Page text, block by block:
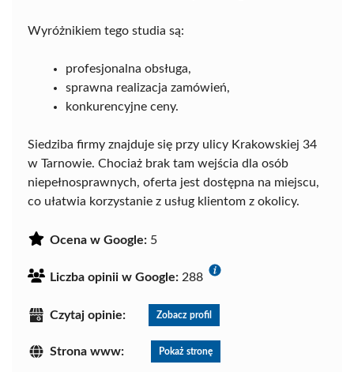
Wyróżnikiem tego studia są:
profesjonalna obsługa,
sprawna realizacja zamówień,
konkurencyjne ceny.
Siedziba firmy znajduje się przy ulicy Krakowskiej 34
w Tarnowie. Chociaż brak tam wejścia dla osób
niepełnosprawnych, oferta jest dostępna na miejscu,
co ułatwia korzystanie z usług klientom z okolicy.
Ocena w Google: 5
Liczba opinii w Google: 288
Czytaj opinie: Zobacz profil
Strona www: Pokaż stronę